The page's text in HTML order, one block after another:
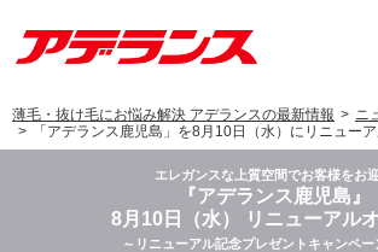
薄毛・抜け毛にお悩み解決 アデランスの最新情報
ニ
「アデランス鹿児島」を8月10日（水）にリニュー
エレガンスな上質空間でお客様をお
『アデランス鹿児島』
8月10日（水） リニューアル
～リニューアル記念プレゼントキャンペー